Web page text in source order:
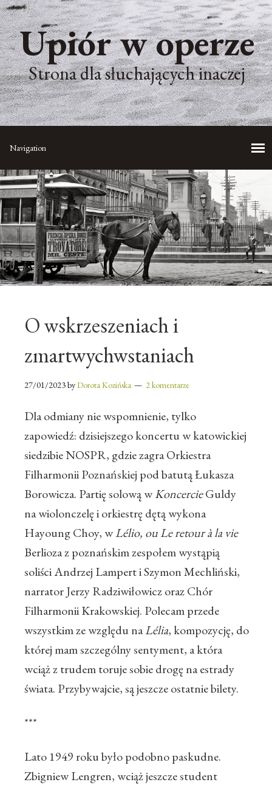
Upiór w operze
Strona dla słuchających inaczej
O wskrzeszeniach i
zmartwychwstaniach
27/01/2023byDorota Kozińska 2 komentarze
Dla odmiany nie wspomnienie, tylko
zapowiedź: dzisiejszego koncertu w katowickiej
siedzibie NOSPR, gdzie zagra Orkiestra
Filharmonii Poznańskiej pod batutą Łukasza
Borowicza. Partię solową wKoncercieGuldy
na wiolonczelę i orkiestrę dętą wykona
Hayoung Choy, wLélio, ou Le retour à la vie
Berlioza z poznańskim zespołem wystąpią
soliści Andrzej Lampert i Szymon Mechliński,
narrator Jerzy Radziwiłowicz oraz Chór
Filharmonii Krakowskiej. Polecam przede
wszystkim ze względu naLélia, kompozycję, do
której mam szczególny sentyment, a która
wciąż z trudem toruje sobie drogę na estrady
świata. Przybywajcie, są jeszcze ostatnie bilety.
***
Lato 1949 roku było podobno paskudne.
Zbigniew Lengren, wciąż jeszcze student